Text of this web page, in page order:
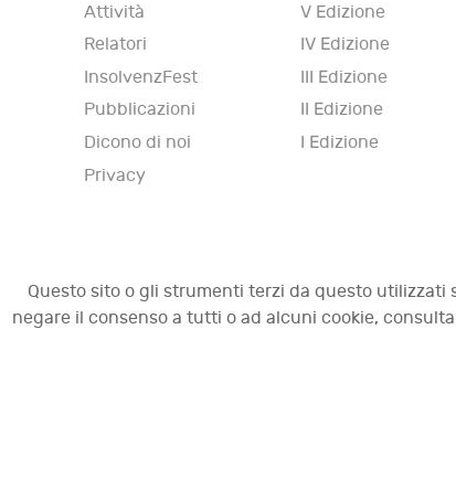
Attività
Relatori
InsolvenzFest
Pubblicazioni
Dicono di noi
Privacy
V Edizione
IV Edizione
III Edizione
II Edizione
I Edizione
Questo sito o gli strumenti terzi da questo
negare il consenso a tutti o ad alcuni cookie,